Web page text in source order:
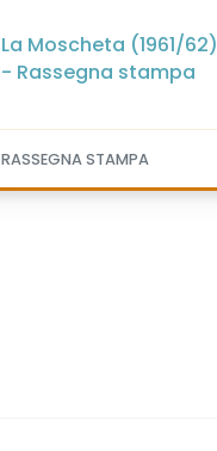
La Moscheta (1961/62)
- Rassegna stampa
RASSEGNA STAMPA